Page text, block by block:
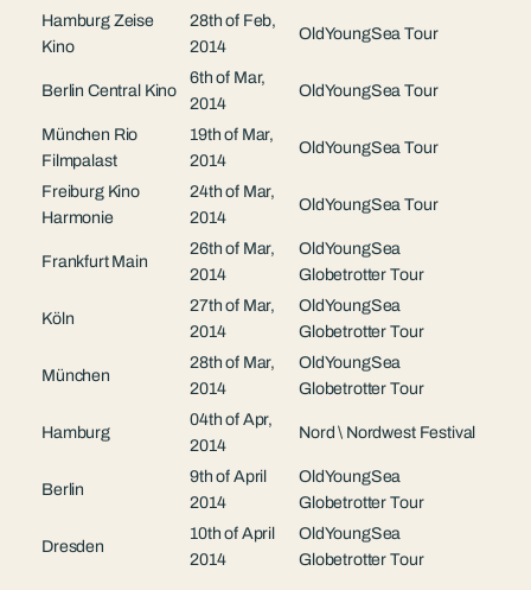
Hamburg Zeise
Kino
28th of Feb,
2014
OldYoungSea Tour
Berlin Central Kino
6th of Mar,
2014
OldYoungSea Tour
München Rio
Filmpalast
19th of Mar,
2014
OldYoungSea Tour
Freiburg Kino
Harmonie
24th of Mar,
2014
OldYoungSea Tour
Frankfurt Main
26th of Mar,
2014
OldYoungSea
Globetrotter Tour
Köln
27th of Mar,
2014
OldYoungSea
Globetrotter Tour
München
28th of Mar,
2014
OldYoungSea
Globetrotter Tour
Hamburg
04th of Apr,
2014
Nord \ Nordwest Festival
Berlin
9th of April
2014
OldYoungSea
Globetrotter Tour
Dresden
10th of April
2014
OldYoungSea
Globetrotter Tour